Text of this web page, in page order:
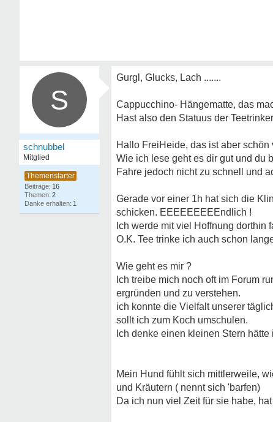
S
schnubbel
Mitglied
16
2
1
Gurgl, Glucks, Lach .......
Cappucchino- Hängematte, das
Hast also den Statuus der
Hallo FreiHeide, das ist aber
Wie ich lese geht es dir gut und du
Fahre jedoch nicht zu schnell und
Gerade vor einer 1h hat sich die
schicken. EEEEEEEEEndlich !
Ich werde mit viel Hoffnung dorthin
O.K. Tee trinke ich auch schon
Wie geht es mir ?
Ich treibe mich noch oft im Forum
ergründen und zu verstehen.
ich konnte die Vielfalt unserer
sollt ich zum Koch umschulen.
Ich denke einen kleinen Stern
Mein Hund fühlt sich mittlerweile,
und Kräutern ( nennt sich 'barfen)
Da ich nun viel Zeit für sie habe,